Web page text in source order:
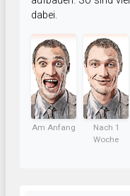
dabei.
Am Anfang
Nach 1
Woche